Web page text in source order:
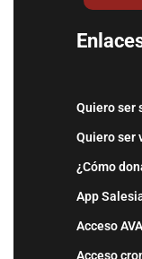
Quiero ser
Quiero ser
¿Cómo
App
Acceso
Acceso